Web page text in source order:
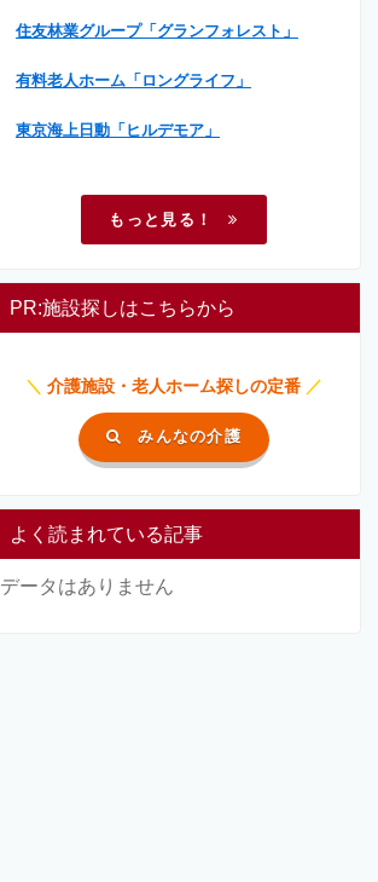
住友林業グループ「グランフォレスト」
有料老人ホーム「ロングライフ」
東京海上日動「ヒルデモア」
もっと見る！
PR:施設探しはこちらから
＼ 介護施設・老人ホーム探しの定番 ／
みんなの介護
よく読まれている記事
データはありません